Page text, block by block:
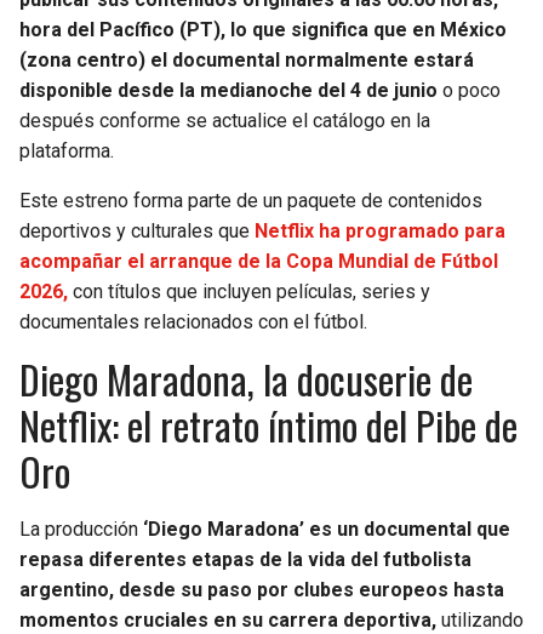
hora del Pacífico (PT), lo que significa que en México
(zona centro) el documental normalmente estará
disponible desde la medianoche del 4 de junio o poco
después conforme se actualice el catálogo en la
plataforma.
Este estreno forma parte de un paquete de contenidos
deportivos y culturales que Netflix ha programado para
acompañar el arranque de la Copa Mundial de Fútbol
2026, con títulos que incluyen películas, series y
documentales relacionados con el fútbol.
Diego Maradona, la docuserie de
Netflix: el retrato íntimo del Pibe de
Oro
La producción ‘Diego Maradona’ es un documental que
repasa diferentes etapas de la vida del futbolista
argentino, desde su paso por clubes europeos hasta
momentos cruciales en su carrera deportiva, utilizando